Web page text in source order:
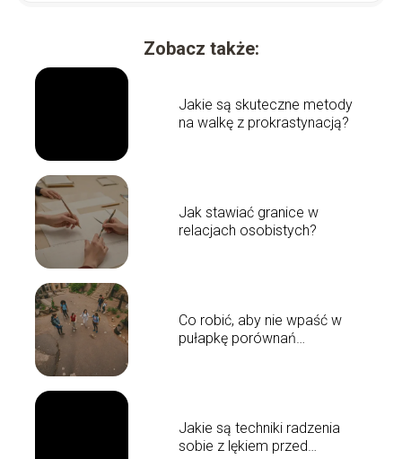
Zobacz także:
Jakie są skuteczne metody
na walkę z prokrastynacją?
Jak stawiać granice w
relacjach osobistych?
Co robić, aby nie wpaść w
pułapkę porównań
Jakie są techniki radzenia
sobie z lękiem przed